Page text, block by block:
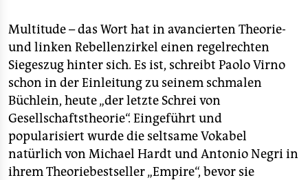
verlag
veranstaltungen
shop
fragen & hilfe
unterstützen
abo
Multitude – das Wort hat in avancierten Theorie-
und linken Rebellenzirkel einen regelrechten
Siegeszug hinter sich. Es ist, schreibt Paolo Virno
schon in der Einleitung zu seinem schmalen
Büchlein, heute „der letzte Schrei von
Gesellschaftstheorie“. Eingeführt und
popularisiert wurde die seltsame Vokabel
natürlich von Michael Hardt und Antonio Negri in
ihrem Theoriebestseller „Empire“, bevor sie